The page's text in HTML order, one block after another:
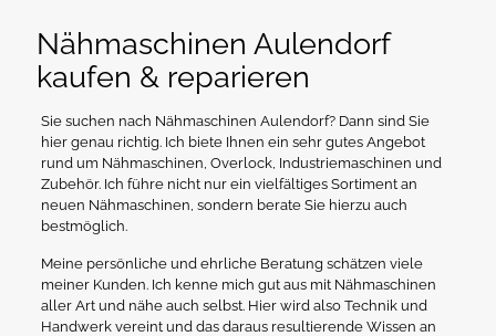
Nähmaschinen Aulendorf
kaufen & reparieren
Sie suchen nach Nähmaschinen Aulendorf? Dann sind Sie
hier genau richtig. Ich biete Ihnen ein sehr gutes Angebot
rund um Nähmaschinen, Overlock, Industriemaschinen und
Zubehör. Ich führe nicht nur ein vielfältiges Sortiment an
neuen Nähmaschinen, sondern berate Sie hierzu auch
bestmöglich.
Meine persönliche und ehrliche Beratung schätzen viele
meiner Kunden. Ich kenne mich gut aus mit Nähmaschinen
aller Art und nähe auch selbst. Hier wird also Technik und
Handwerk vereint und das daraus resultierende Wissen an